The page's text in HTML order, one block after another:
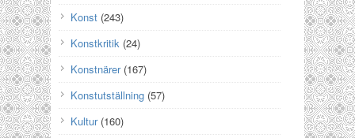
Konst (243)
Konstkritik (24)
Konstnärer(167)
Konstutställning (57)
Kultur(160)